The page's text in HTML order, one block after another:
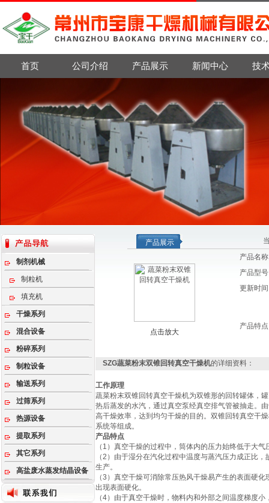
首页 公司介绍 产品展示 新闻中心 技
制剂机械
制粒机
填充机
干燥系列
混合设备
粉碎系列
制粒设备
输送系列
过筛系列
热源设备
提取系列
其它系列
高盐废水蒸发结晶设备
产品展示
点击放大
产品名
产品型
更新时
产品特
SZG蔬菜粉末双锥回转真空干燥机的详细资料：
工作原理
蔬菜粉末双锥回转真空干燥机为双锥形的回转罐体，
热后蒸发的水汽，通过真空泵经真空排气管被抽走。
高干燥效率，达到均匀干燥的目的。双锥回转真空干
系统等组成。
产品特点
（1）真空干燥的过程中，筒体内的压力始终低于大
（2）由于湿分在汽化过程中温度与蒸汽压力成正比
生产。
（3）真空干燥可消除常压热风干燥易产生的表面硬
出现表面硬化。
（4）由于真空干燥时，物料内和外部之间温度梯度